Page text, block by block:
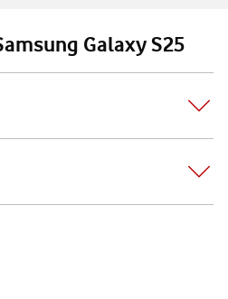
Galaxy S25